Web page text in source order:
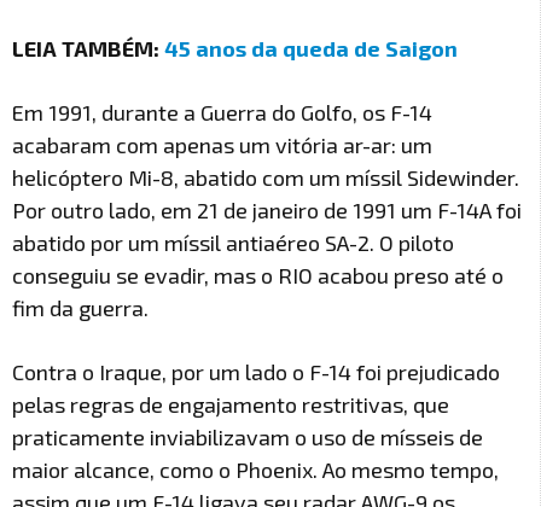
LEIA TAMBÉM: 45 anos da queda de Saigon
Em 1991, durante a Guerra do Golfo, os F-14
acabaram com apenas um vitória ar-ar: um
helicóptero Mi-8, abatido com um míssil Sidewinder.
Por outro lado, em 21 de janeiro de 1991 um F-14A foi
abatido por um míssil antiaéreo SA-2. O piloto
conseguiu se evadir, mas o RIO acabou preso até o
fim da guerra.
Contra o Iraque, por um lado o F-14 foi prejudicado
pelas regras de engajamento restritivas, que
praticamente inviabilizavam o uso de mísseis de
maior alcance, como o Phoenix. Ao mesmo tempo,